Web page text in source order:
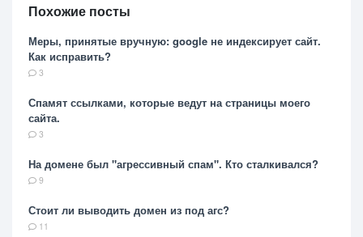
Похожие посты
Меры, принятые вручную: google не индексирует сайт.
Как исправить?
3
Спамят ссылками, которые ведут на страницы моего
сайта.
3
На домене был "агрессивный спам". Кто сталкивался?
9
Стоит ли выводить домен из под агс?
11